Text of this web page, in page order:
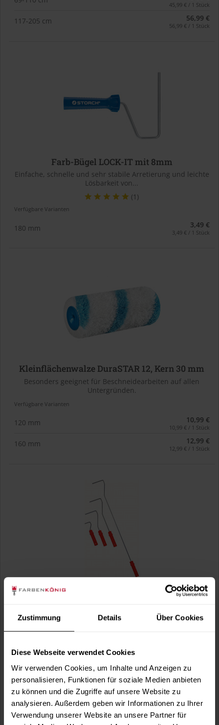
Zustimmung Details Über Cookies
Diese Webseite verwendet Cookies
Wir verwenden Cookies, um Inhalte und Anzeigen zu
personalisieren, Funktionen für soziale Medien anbieten
zu können und die Zugriffe auf unsere Website zu
analysieren. Außerdem geben wir Informationen zu Ihrer
Verwendung unserer Website an unsere Partner für
45,99 € / 1 Stück
117-205 cm 56,99 €
56,99 € / 1 Stück
Farb-Bügel LOCK-IT mit 8mm
Einfache, schnelle und sehr stabile Arretierung und leichte
Lösbarkeit von...
(1)
Verfügbare Varianten
180 mm 3,49 €
3,49 € / 1 Stück
Kleinflächenwalze DuraSTAR 12, Kern 30 mm
Besonders geeignet für Beschneidearbeiten auf allen
Untergründen.
Verfügbare Varianten
120 mm 10,99 €
10,99 € / 1 Stück
160 mm 12,99 €
12,99 € / 1 Stück
Formatbügel für 35 bis 110 mm breite Lackierrollen.
28er-ca.28 cm 3,99 € / 1 Stück
2 weitere